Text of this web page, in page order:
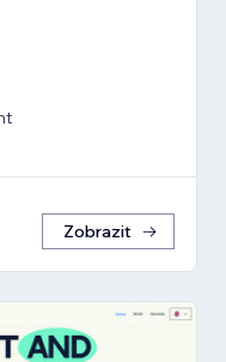
Zobrazit